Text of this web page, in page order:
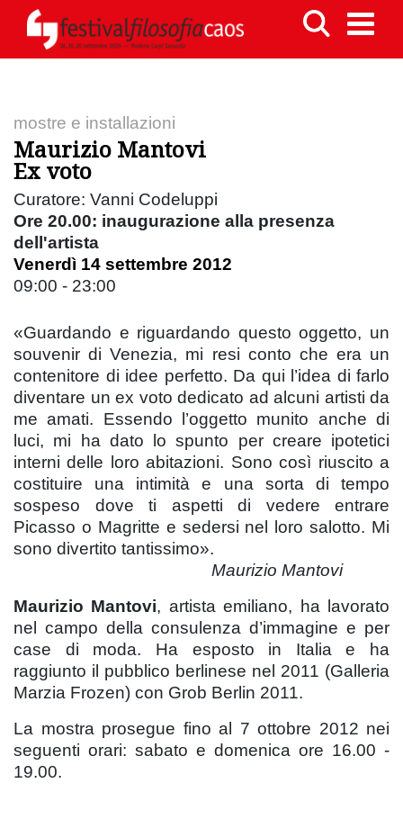
mostre e installazioni
Maurizio Mantovi
Ex voto
Curatore: Vanni Codeluppi
Ore 20.00: inaugurazione alla presenza
dell'artista
Venerdì 14 settembre 2012
09:00 - 23:00
«Guardando e riguardando questo oggetto, un
souvenir di Venezia, mi resi conto che era un
contenitore di idee perfetto. Da qui l’idea di farlo
diventare un ex voto dedicato ad alcuni artisti da
me amati. Essendo l’oggetto munito anche di
luci, mi ha dato lo spunto per creare ipotetici
interni delle loro abitazioni. Sono così riuscito a
costituire una intimità e una sorta di tempo
sospeso dove ti aspetti di vedere entrare
Picasso o Magritte e sedersi nel loro salotto. Mi
sono divertito tantissimo».
Maurizio Mantovi
Maurizio Mantovi, artista emiliano, ha lavorato
nel campo della consulenza d’immagine e per
case di moda. Ha esposto in Italia e ha
raggiunto il pubblico berlinese nel 2011 (Galleria
Marzia Frozen) con Grob Berlin 2011.
La mostra prosegue fino al 7 ottobre 2012 nei
seguenti orari: sabato e domenica ore 16.00 -
19.00.